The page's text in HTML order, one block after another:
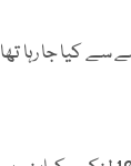
کیا جا رہا